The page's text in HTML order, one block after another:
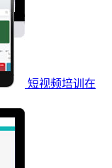
短视频培训在